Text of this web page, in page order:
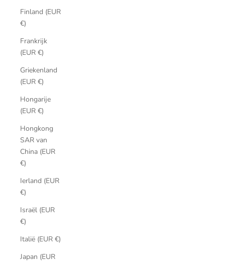
Finland (EUR
€)
Frankrijk
(EUR €)
Griekenland
(EUR €)
Hongarije
(EUR €)
Hongkong
SAR van
China (EUR
€)
Ierland (EUR
€)
Israël (EUR
€)
Italië (EUR €)
Japan (EUR